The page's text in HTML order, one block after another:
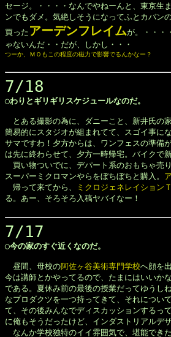
セージ。・・・・なんでやねーんと、東京生
ンでもダメ。気絶しそうになってふとカバン
買った アーデンフレイムが。・・・
ゃないんだ・・だが、しかし・・・
つーか、ＭＯもこの程度の磁力で影響でるんかなー？
7/18
◯わりとギリギリスケジュールなのだ。
とある撮影の為に、ダニーこと、新井氏の
簡易的にスタジオが組まれてて、スゴイ事に
サマですわ！夕方からは、ワンフェスの準備
は先に終わらせて、夕方一時帰宅。バイクで
買い物ついでに、デパート系のおもちゃ売
スーパーミクロマンやらをぼちぼちと購入。
帰って来てから、
ミクロジェネレイション
る。あー、そろそろ入稿ヤバイなー！
7/17
◯今の家のすぐ近くなのだ。
昼間、母校の阿佐ヶ谷美術専門学校へ顔を
今は講師とかやってるので、たまにはいいか
である。夏休み前の最後の授業だってゆうし
なプロダクツを一つ持ってきて、それについ
て、その後みんなでディスカッションするっ
に俺もそうだったけど、インダストリアルデ
なんか学校独特のイイ雰囲気で、堪能でき